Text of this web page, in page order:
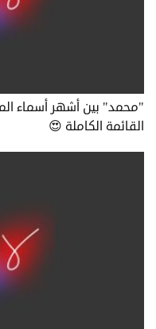
"محمد" بين أشهر أسماء
القائمة الكاملة 😍